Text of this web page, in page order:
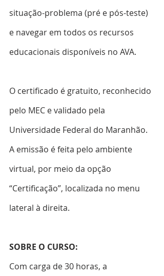
situação-problema (pré e pós-teste)
e navegar em todos os recursos
educacionais disponíveis no AVA.
O certificado é gratuito, reconhecido
pelo MEC e validado pela
Universidade Federal do Maranhão.
A emissão é feita pelo ambiente
virtual, por meio da opção
“Certificação”, localizada no menu
lateral à direita.
SOBRE O CURSO:
Com carga de 30 horas, a